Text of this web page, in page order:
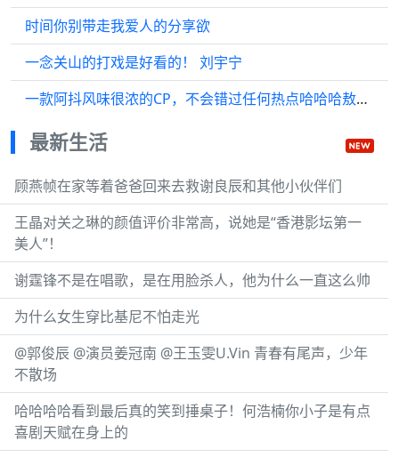
时间你别带走我爱人的分享欲
一念关山的打戏是好看的！ 刘宇宁
一款阿抖风味很浓的CP，不会错过任何热点哈哈哈敖瑞鹏 微博VC计划
最新生活
顾燕帧在家等着爸爸回来去救谢良辰和其他小伙伴们
王晶对关之琳的颜值评价非常高，说她是“香港影坛第一
美人”！
谢霆锋不是在唱歌，是在用脸杀人，他为什么一直这么帅
为什么女生穿比基尼不怕走光
@郭俊辰 @演员姜冠南 @王玉雯U.Vin 青春有尾声，少年
不散场
哈哈哈哈看到最后真的笑到捶桌子！何浩楠你小子是有点
喜剧天赋在身上的